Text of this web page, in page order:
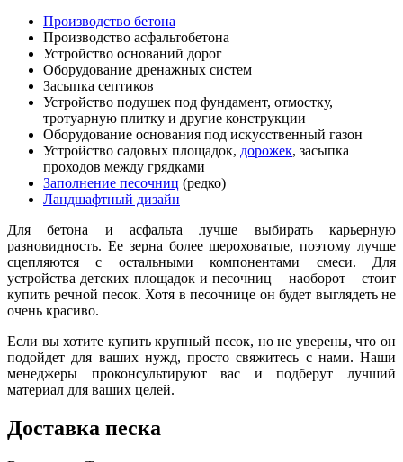
Производство бетона
Производство асфальтобетона
Устройство оснований дорог
Оборудование дренажных систем
Засыпка септиков
Устройство подушек под фундамент, отмостку,
тротуарную плитку и другие конструкции
Оборудование основания под искусственный газон
Устройство садовых площадок, дорожек, засыпка
проходов между грядками
Заполнение песочниц (редко)
Ландшафтный дизайн
Для бетона и асфальта лучше выбирать карьерную
разновидность. Еезерна более шероховатые, поэтому лучше
сцепляются с остальными компонентами смеси. Для
устройства детских площадок и песочниц – наоборот – стоит
купить речной песок. Хотя в песочнице он будет выглядеть не
очень красиво.
Если вы хотите купить крупный песок, но не уверены, что он
подойдет для ваших нужд, просто свяжитесь с нами. Наши
менеджеры проконсультируют вас и подберут лучший
материал для ваших целей.
Доставка песка